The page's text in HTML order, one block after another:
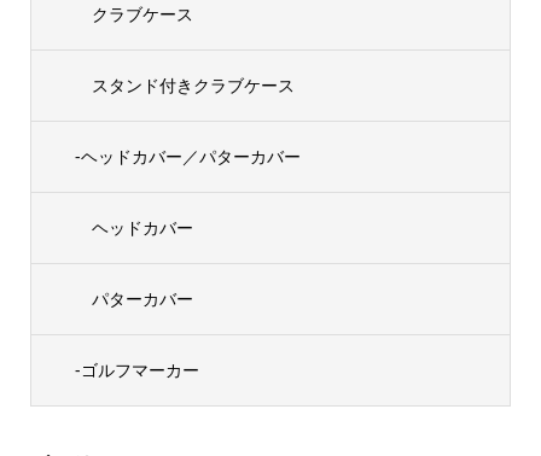
クラブケース
スタンド付きクラブケース
-ヘッドカバー／パターカバー
ヘッドカバー
パターカバー
-ゴルフマーカー